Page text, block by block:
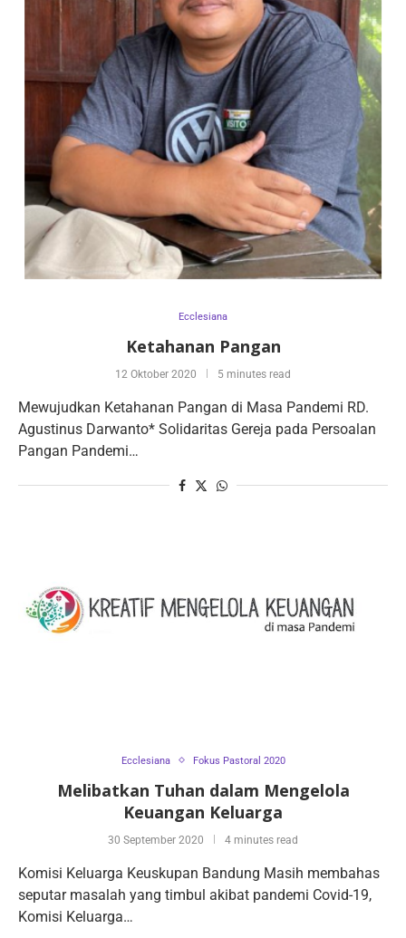
Ecclesiana
Ketahanan Pangan
12 Oktober 2020 5 minutes read
Mewujudkan Ketahanan Pangan di Masa Pandemi RD.
Agustinus Darwanto* Solidaritas Gereja pada Persoalan
Pangan Pandemi…
Ecclesiana Fokus Pastoral 2020
Melibatkan Tuhan dalam Mengelola
Keuangan Keluarga
30 September 2020 4 minutes read
Komisi Keluarga Keuskupan Bandung Masih membahas
seputar masalah yang timbul akibat pandemi Covid-19,
Komisi Keluarga…